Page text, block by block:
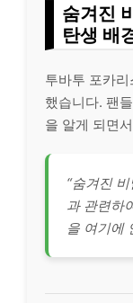
숨겨진
탄생 배
투바투 포카
했습니다. 팬
을 알게 되면
“숨겨진
과 관련하
을 여기에